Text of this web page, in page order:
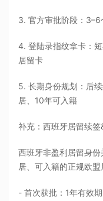
3. 官方审批阶段：
4. 登陆录指纹拿卡：
居留卡
5. 长期身份规划：后
居、10年可入籍
补充：西班牙居留续
西班牙非盈利居留身
居、可入籍的正规欧
- 首次获批：1年有效